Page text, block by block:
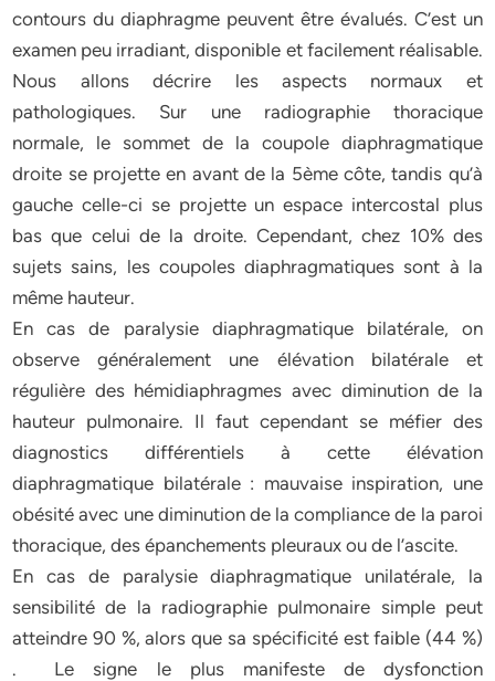
contours du diaphragme peuvent être évalués. C’est un
examen peu irradiant, disponible et facilement réalisable.
Nous allons décrire les aspects normaux et
pathologiques. Sur une radiographie thoracique
normale, le sommet de la coupole diaphragmatique
droite se projette en avant de la 5ème côte, tandis qu’à
gauche celle-ci se projette un espace intercostal plus
bas que celui de la droite. Cependant, chez 10% des
sujets sains, les coupoles diaphragmatiques sont à la
même hauteur.
En cas de paralysie diaphragmatique bilatérale, on
observe généralement une élévation bilatérale et
régulière des hémidiaphragmes avec diminution de la
hauteur pulmonaire. Il faut cependant se méfier des
diagnostics différentiels à cette élévation
diaphragmatique bilatérale : mauvaise inspiration, une
obésité avec une diminution de la compliance de la paroi
thoracique, des épanchements pleuraux ou de l’ascite.
En cas de paralysie diaphragmatique unilatérale, la
sensibilité de la radiographie pulmonaire simple peut
atteindre 90 %, alors que sa spécificité est faible (44 %)
. Le signe le plus manifeste de dysfonction